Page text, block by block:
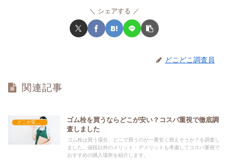
シェアする
どこどこ調査員
関連記事
ゴム栓を買うならどこが安い？コスパ重視で徹底調
査しました
ゴム栓は買う場合、どこで買うのが一番安く買えそうか？を調査し
ました。値段以外のメリット・デメリットも考慮してコスパ重視で
おすすめの購入場所を紹介します。